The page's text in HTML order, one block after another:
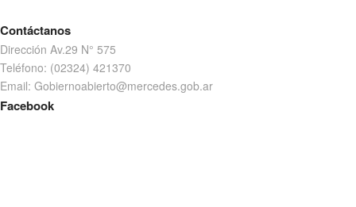
Contáctanos
Dirección Av.29 N° 575
Teléfono: (02324) 421370
Email: Gobiernoabierto@mercedes.gob.ar
Facebook